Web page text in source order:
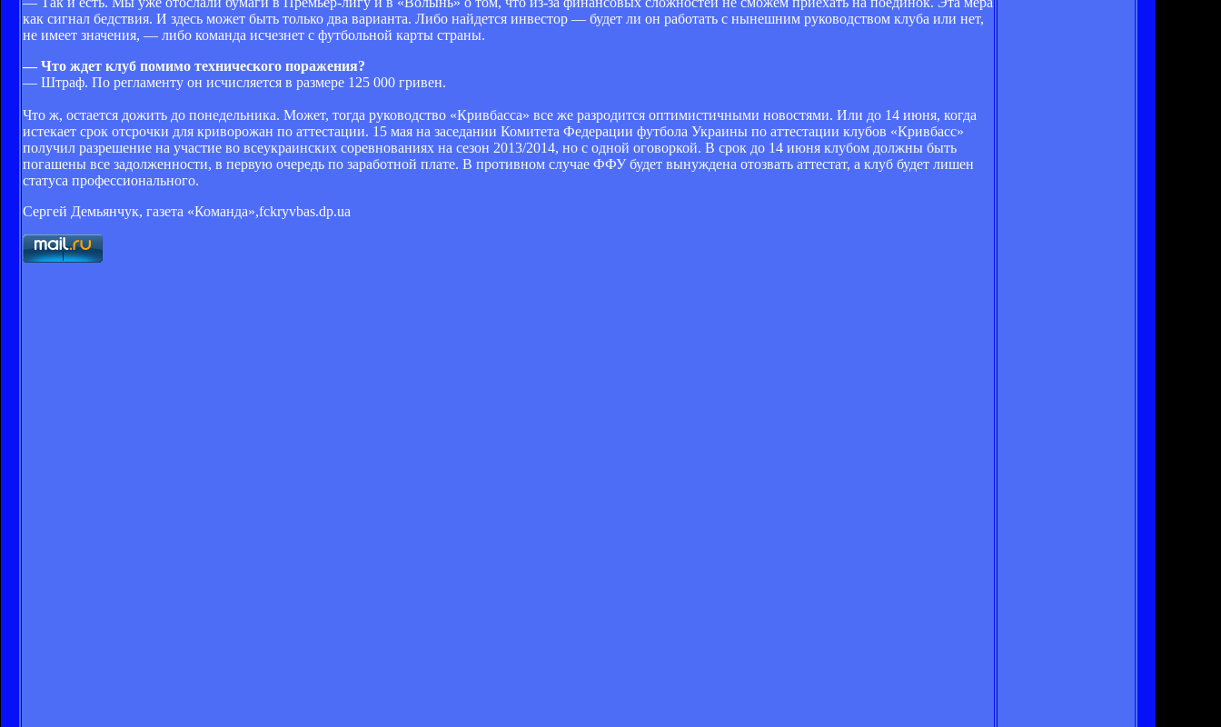
как сигнал бедствия. И здесь может быть только два варианта. Либо найдется инвестор — будет ли он работать с нынешним руководством клуба или нет,
не имеет значения, — либо команда исчезнет с футбольной карты страны.
— Что ждет клуб помимо технического поражения?
— Штраф. По регламенту он исчисляется в размере 125 000 гривен.
Что ж, остается дожить до понедельника. Может, тогда руководство «Кривбасса» все же разродится оптимистичными новостями. Или до 14 июня, когда
истекает срок отсрочки для криворожан по аттестации. 15 мая на заседании Комитета Федерации футбола Украины по аттестации клубов «Кривбасс»
получил разрешение на участие во всеукраинских соревнованиях на сезон 2013/2014, но с одной оговоркой. В срок до 14 июня клубом должны быть
погашены все задолженности, в первую очередь по заработной плате. В противном случае ФФУ будет вынуждена отозвать аттестат, а клуб будет лишен
статуса профессионального.
Сергей Демьянчук, газета «Команда»,fckryvbas.dp.ua